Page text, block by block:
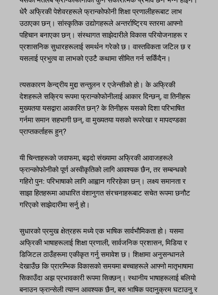
धेरै अफ्रिकी पेशेवरहरूले फ्रान्कोफोनी शिक्षा प्रणालीहरूबाट लाभ
उठाएका छन्। सांस्कृतिक उद्योगहरूले अन्तर्राष्ट्रिय स्तरमा आफ्नो
पहिचान बनाएका छन्। संस्थागत साझेदारीले विकास परियोजनाहरू र
प्रशासनिक सुधारहरूलाई समर्थन गरेको छ। वास्तविकता जटिल छ र
यसलाई प्रभुत्व वा लाभको एउटै कथामा सीमित गर्न सकिँदैन।
त्यसकारण केन्द्रीय मुद्दा सन्तुलन र एजेन्सीको हो। के अफ्रिकी
देशहरूले सक्रिय रूपमा फ्रान्कोफोनीलाई आकार दिन्छन्, वा तिनीहरू
मुख्यतया यसद्वारा आकारित छन्? के तिनीहरू यसको दिशा परिभाषित
गर्नमा समान सहभागी छन्, वा मुख्यतया यसको रूपरेखा र मापदण्डका
प्राप्तकर्ताहरू हुन्?
यी चिन्ताहरूको जवाफमा, बढ्दो संख्यामा अफ्रिकी आवाजहरूले
फ्रान्कोफोनीको पूर्ण अस्वीकृतिको लागि आवश्यक छैन, तर सम्बन्धको
गहिरो पुन: परिभाषाको लागि आह्वान गरिरहेका छन्। लक्ष्य समानता र
साझा हितहरूमा आधारित वंशानुगत संरचनाहरूबाट सचेत रूपमा छनौट
गरिएको साझेदारीमा सर्नु हो।
सुधारको प्रमुख क्षेत्रहरू मध्ये एक भाषिक सार्वभौमिकता हो। यसमा
अफ्रिकी भाषाहरूलाई शिक्षा प्रणाली, सार्वजनिक प्रशासन, मिडिया र
डिजिटल ठाउँहरूमा एकीकृत गर्नु समावेश छ। शिक्षामा अनुसन्धानले
देखाउँछ कि प्रारम्भिक विकासको समयमा बच्चाहरूले आफ्नो मातृभाषामा
सिकाउँदा अझ प्रभावकारी रूपमा सिक्छन्। स्थानीय भाषाहरूलाई बलियो
बनाउन फ्रान्सेली त्याग्न आवश्यक छैन, बरु भाषिक पदानुक्रम घटाउनु र